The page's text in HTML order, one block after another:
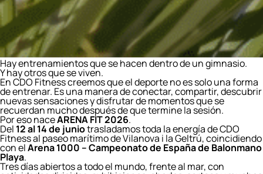
Hay entrenamientos que se hacen dentro de un gimnasio.
Y hay otros que se viven.
En CDO Fitness creemos que el deporte no es solo una forma
de entrenar. Es una manera de conectar, compartir, descubrir
nuevas sensaciones y disfrutar de momentos que se
recuerdan mucho después de que termine la sesión.
Por eso naceARENA FIT 2026.
Del 12 al 14 de juniotrasladamos toda la energía de CDO
Fitness al paseo marítimo de Vilanova i la Geltrú, coincidiendo
con elArena 1000 – Campeonato de España de Balonmano
Playa.
Tres días abiertos a todo el mundo, frente al mar, con